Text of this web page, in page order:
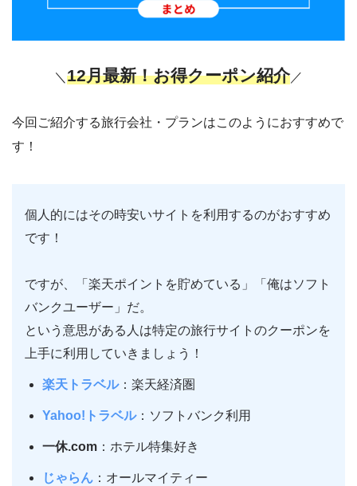
＼ 12月最新！お得クーポン紹介 ／
今回ご紹介する旅行会社・プランはこのようにおすすめで
す！
個人的にはその時安いサイトを利用するのがおすすめ
です！
ですが、「楽天ポイントを貯めている」「俺はソフト
バンクユーザー」だ。
という意思がある人は特定の旅行サイトのクーポンを
上手に利用していきましょう！
楽天トラベル：楽天経済圏
Yahoo!トラベル：ソフトバンク利用
一休.com ：ホテル特集好き
じゃらん ：オールマイティー